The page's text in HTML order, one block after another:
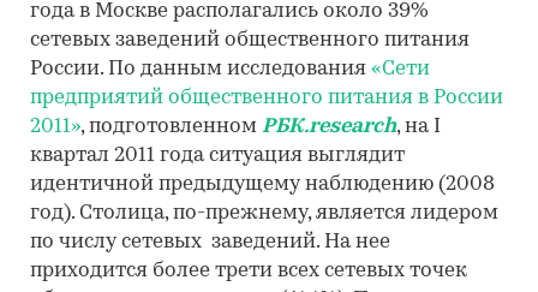
года в Москве располагались около 39%
сетевых заведений общественного питания
России. По данным исследования «Сети
предприятий общественного питания в России
2011», подготовленном РБК.research, на I
квартал 2011 года ситуация выглядит
идентичной предыдущему наблюдению (2008
год). Столица, по-прежнему, является лидером
по числу сетевых заведений. На нее
приходится более трети всех сетевых точек